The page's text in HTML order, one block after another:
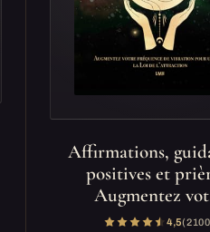
Affirmations,
positives et
Augmentez
4,5(2